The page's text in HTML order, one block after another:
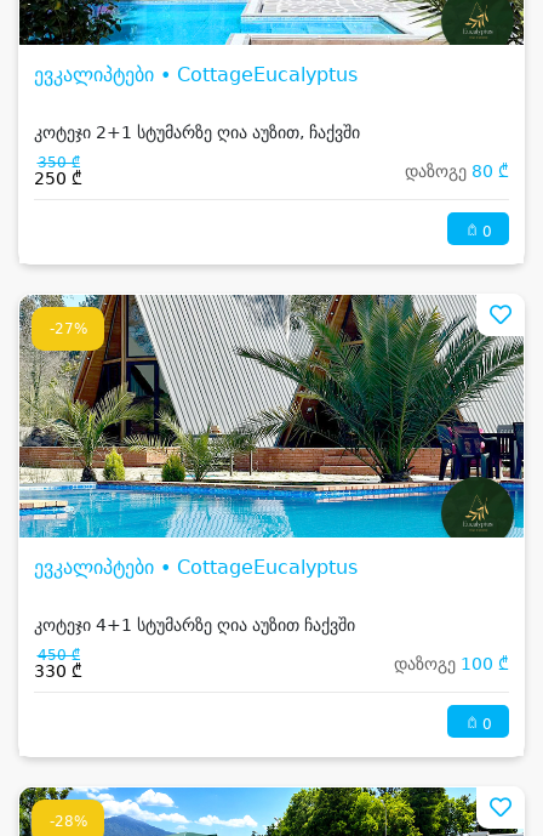
ევკალიპტები • CottageEucalyptus
კოტეჯი 2+1 სტუმარზე ღია აუზით, ჩაქვში
350 ₾
250 ₾ დაზოგე 80 ₾
0
-27%
ევკალიპტები • CottageEucalyptus
კოტეჯი 4+1 სტუმარზე ღია აუზით ჩაქვში
450 ₾
330 ₾ დაზოგე 100 ₾
0
-28%